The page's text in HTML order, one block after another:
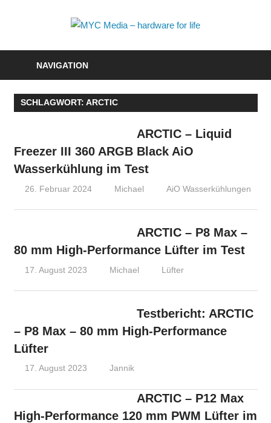
Media
–
for
NAVIGATION
SCHLAGWORT: ARCTIC
ARCTIC – Liquid
Freezer III 360 ARGB Black AiO
Wasserkühlung im Test
26. Februar 2024 Michael AiO Wasserkühlungen
ARCTIC – P8 Max –
80 mm High-Performance Lüfter im Test
17. August 2023 Michael Lüfter
Testbericht: ARCTIC
– P8 Max – 80 mm High-Performance
Lüfter
17. August 2023 Jannik
ARCTIC – P12 Max
High-Performance 120 mm PWM Lüfter im